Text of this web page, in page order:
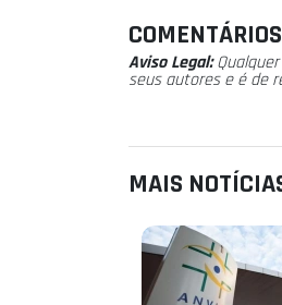
COMENTÁRIOS
Aviso Legal:
seus autores e é de
MAIS